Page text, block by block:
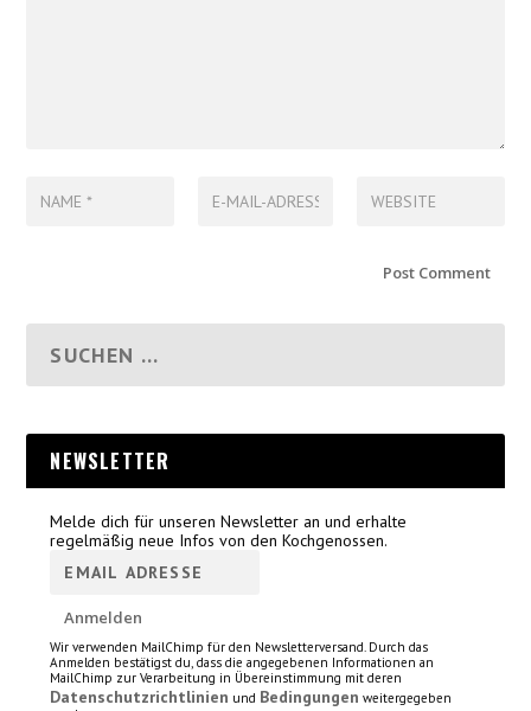
NEWSLETTER
Melde dich für unseren Newsletter an und erhalte
regelmäßig neue Infos von den Kochgenossen.
Wir verwenden MailChimp für den Newsletterversand. Durch das
Anmelden bestätigst du, dass die angegebenen Informationen an
MailChimp zur Verarbeitung in Übereinstimmung mit deren
Datenschutzrichtlinien und Bedingungen weitergegeben